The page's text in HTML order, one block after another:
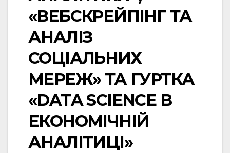
«ВЕБСКРЕЙПІНГ ТА
АНАЛІЗ
СОЦІАЛЬНИХ
МЕРЕЖ» ТА ГУРТКА
«DATA SCIENCE В
ЕКОНОМІЧНІЙ
АНАЛІТИЦІ»